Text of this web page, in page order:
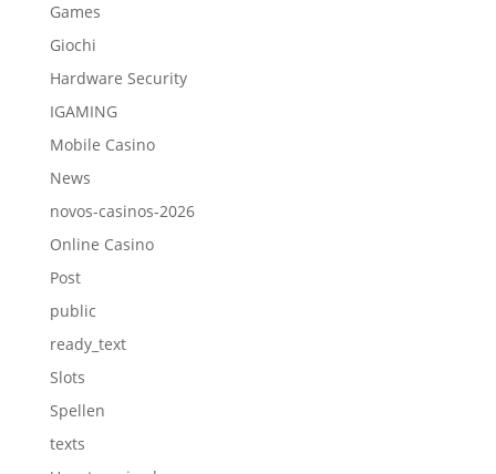
Games
Giochi
Hardware Security
IGAMING
Mobile Casino
News
novos-casinos-2026
Online Casino
Post
public
ready_text
Slots
Spellen
texts